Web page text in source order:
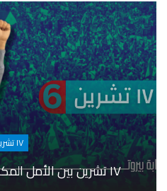
١٧ تشرين
١٧ تشرين بين الأمل المكسور والفرص الضائعة